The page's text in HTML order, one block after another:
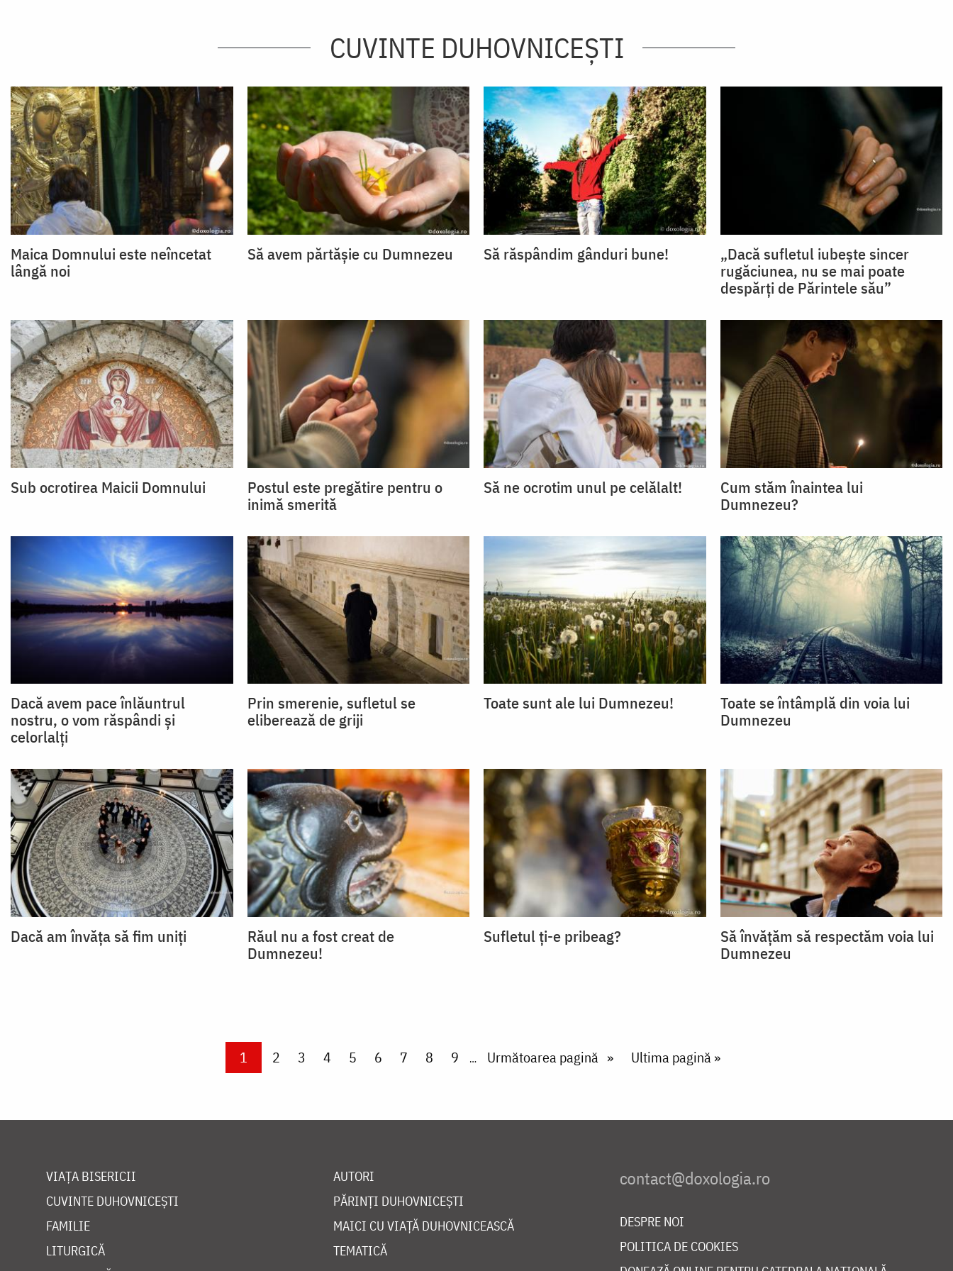
CUVINTE DUHOVNICEȘTI
Maica Domnului este neîncetat
lângă noi
Să avem părtășie cu Dumnezeu Să răspândim gânduri bune!
„Dacă sufletul iubește sincer
rugăciunea, nu se mai poate
despărți de Părintele său”
Sub ocrotirea Maicii Domnului
Postul este pregătire pentru o
inimă smerită
Să ne ocrotim unul pe celălalt!
Cum stăm înaintea lui
Dumnezeu?
Dacă avem pace înlăuntrul
nostru, o vom răspândi și
celorlalți
Prin smerenie, sufletul se
eliberează de griji
Toate sunt ale lui Dumnezeu!
Toate se întâmplă din voia lui
Dumnezeu
Dacă am învăța să fim uniți
Răul nu a fost creat de
Dumnezeu!
Sufletul ți-e pribeag?
Să învățăm să respectăm voia lui
Dumnezeu
Current page
1 Page
2 Page
3 Page
4 Page
5 Page
6 Page
7 Page
8 Page
9 … Next page
Următoarea pagină Last page
Ultima pagină »
VIAȚA BISERICII
CUVINTE DUHOVNICEȘTI
FAMILIE
LITURGICĂ
AUTORI
PĂRINȚI DUHOVNICEȘTI
MAICI CU VIAȚĂ DUHOVNICEASCĂ
TEMATICĂ
DESPRE NOI
POLITICA DE COOKIES